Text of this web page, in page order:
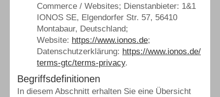
Commerce / Websites; Dienstanbieter: 1&1
IONOS SE, Elgendorfer Str. 57, 56410
Montabaur, Deutschland;
Website: https://www.ionos.de;
Datenschutzerklärung: https://www.ionos.de/
terms-gtc/terms-privacy.
Begriffsdefinitionen
In diesem Abschnitt erhalten Sie eine Übersicht